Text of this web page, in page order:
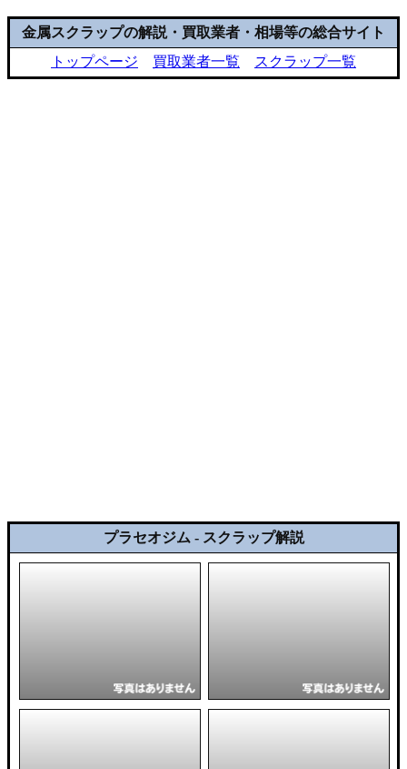
金属スクラップの解説・買取業者・相場等の総合サイト
トップページ
買取業者一覧 スクラップ一覧
プラセオジム - スクラップ解説